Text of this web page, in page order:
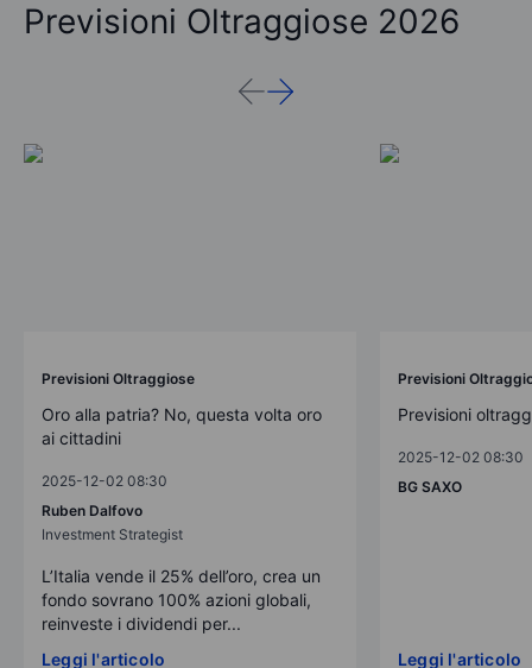
Previsioni Oltraggiose 2026
Previsioni Oltraggiose
Oro alla patria? No, questa volta oro
ai cittadini
2025-12-02 08:30
Ruben Dalfovo
Investment Strategist
L’Italia vende il 25% dell’oro, crea un
fondo sovrano 100% azioni globali,
reinveste i dividendi per...
Leggi l'articolo
Previsioni
Previsioni
2025-12-02 08:30
BG SAXO
Leggi l'articolo